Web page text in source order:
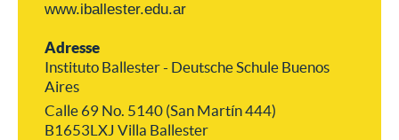
www.iballester.edu.ar
Adresse
Instituto Ballester - Deutsche Schule Buenos
Aires
Calle 69 No. 5140 (San Martín 444)
B1653LXJ Villa Ballester